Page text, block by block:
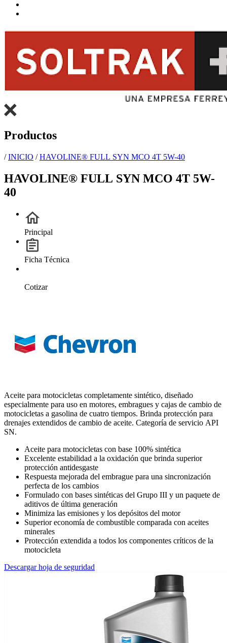
Productos
/INICIO /HAVOLINE® FULL SYN MCO 4T 5W-40
HAVOLINE® FULL SYN MCO 4T 5W-
40
Principal
Ficha Técnica
Cotizar
Aceite para motocicletas completamente sintético, diseñado
especialmente para uso en motores, embragues y cajas de cambio de
motocicletas a gasolina de cuatro tiempos. Brinda protección para
drenajes extendidos de cambio de aceite. Categoría de servicio API
SN.
Aceite para motocicletas con base 100% sintética
Excelente estabilidad a la oxidación que brinda superior
protección antidesgaste
Respuesta mejorada del embrague para una sincronización
perfecta de los cambios
Formulado con bases sintéticas del Grupo III y un paquete de
aditivos de última generación
Minimiza las emisiones y los depósitos del motor
Superior economía de combustible comparada con aceites
minerales
Protección extendida a todos los componentes críticos de la
motocicleta
Descargar hoja de seguridad